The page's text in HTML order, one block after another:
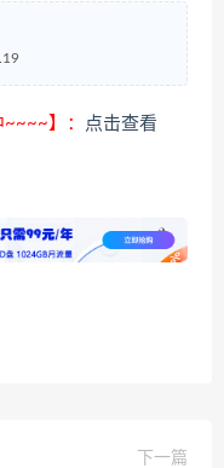
】： 点击查看
下一篇